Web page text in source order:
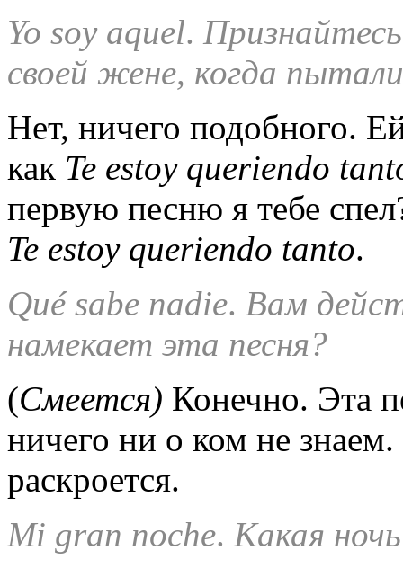
Yo soy aquel.
своей жене, когда
Нет, ничего подобного.
как Te estoy queriendo
первую песню я тебе
Te estoy queriendo tanto.
Quésabe nadie. Вам
намекает эта песня?
(Смеется) Конечно. Эта
ничего ни о ком не
раскроется.
Mi gran noche. Какая